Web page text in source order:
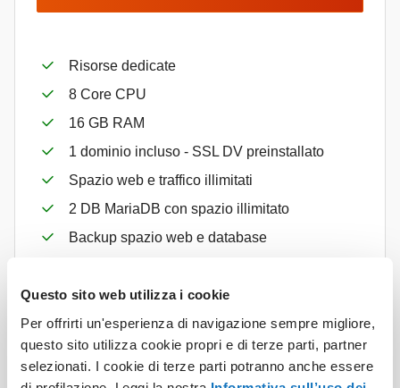
Questo sito web utilizza i cookie
Per offrirti un'esperienza di navigazione sempre migliore,
questo sito utilizza cookie propri e di terze parti, partner
selezionati. I cookie di terze parti potranno anche essere
Risorse dedicate
8 Core CPU
16 GB RAM
1 dominio incluso - SSL DV preinstallato
Spazio web e traffico illimitati
2 DB MariaDB con spazio illimitato
Backup spazio web e database
HiSpeed Cache
CDN
SSH
Coda prioritaria di assistenza